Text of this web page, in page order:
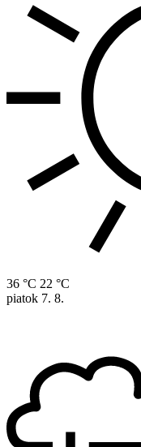
36 °C 22 °C
piatok 7. 8.